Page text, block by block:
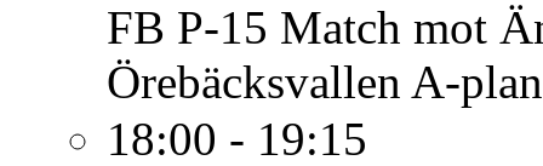
FB P-15 Match mot
Örebäcksvallen A-
18:00 - 19:15